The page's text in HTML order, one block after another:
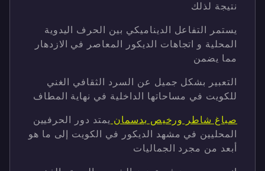
نتيجة لذلك
يستمر التفاعل الديناميكي بين الحرف اليدوية
المحلية و اتجاهات الديكور المعاصر في الازدهار
مما يضمن
التعبير بشكل جميل عن السرد الثقافي الغني
للكويت في مساحاتها الداخلية في نهاية المطاف
صباغ شاطر ورخيص بدسمانيمتد دور الحرفيين
المحليين في مشهد الديكور في الكويت إلى ما هو
أبعد من مجرد الجماليات